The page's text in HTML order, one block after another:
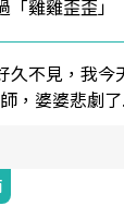
「雞雞歪歪
久不見，我
，婆婆悲劇了